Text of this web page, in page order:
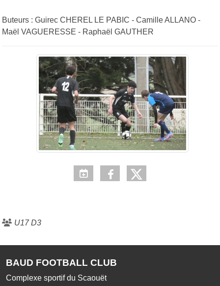
Buteurs : Guirec CHEREL LE PABIC - Camille ALLANO -
Maël VAGUERESSE - Raphaël GAUTHER
U17 D3
BAUD FOOTBALL CLUB
Complexe sportif du Scaouët